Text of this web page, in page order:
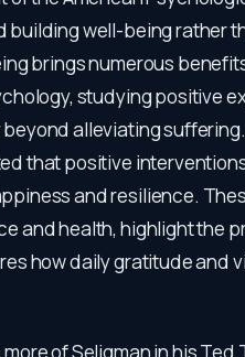
building well-being rather
brings numerous
studying positive
alleviating
that positive
and resilience.
and health, highlight the
how daily gratitude and
more of Seligman in his Ted